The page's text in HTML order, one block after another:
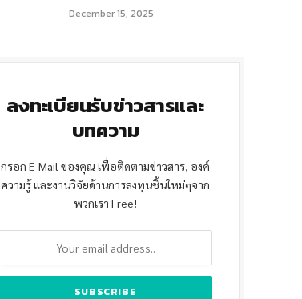
December 15, 2025
ลงทะเบียนรับข่าวสารและ
บทความ
กรอก E-Mail ของคุณ เพื่อติดตามข่าวสาร, องค์
ความรู้ และงานวิจัยด้านการลงทุนชิ้นใหม่ๆจาก
พวกเรา Free!